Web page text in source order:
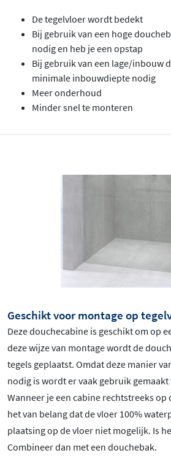
De tegelvloer wordt bedekt
Bij gebruik van een hoge
nodig en heb je een opstap
Bij gebruik van een lage/inbouw
minimale inbouwdiepte nodig
Meer onderhoud
Minder snel te monteren
Geschikt voor montage op
Deze douchecabine is geschikt om op
deze wijze van montage wordt de
tegels geplaatst. Omdat deze manier
nodig is wordt er vaak gebruik
Wanneer je een cabine rechtstreeks
het van belang dat de vloer 100%
plaatsing op de vloer niet mogelijk. Is
Combineer dan met een douchebak.